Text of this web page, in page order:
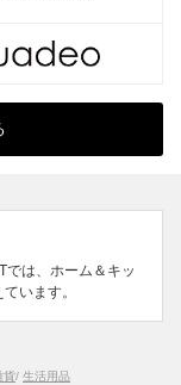
では、ホーム＆キッ
います。
貨/ 生活用品